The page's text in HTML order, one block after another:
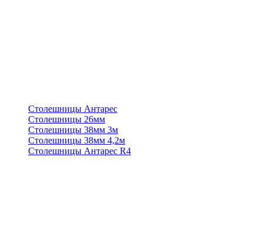
Столешницы Антарес
Столешницы 26мм
Столешницы 38мм 3м
Столешницы 38мм 4,2м
Столешницы Антарес R4